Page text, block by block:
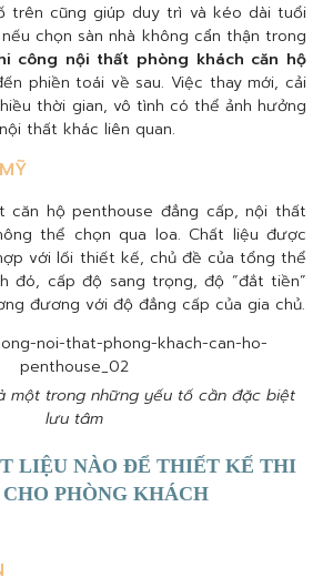
trên cũng giúp duy trì và kéo dài tuổi
chọn sàn nhà không cẩn thận trong
công nội thất phòng khách căn hộ
phiền toái về sau. Việc thay mới, cải
thời gian, vô tình có thể ảnh hưởng
thất khác liên quan.
căn hộ penthouse đẳng cấp, nội thất
thể chọn qua loa. Chất liệu được
với lối thiết kế, chủ đề của tổng thể
đó, cấp độ sang trọng, độ “đắt tiền”
đương với độ đẳng cấp của gia chủ.
một trong những yếu tố cần đặc biệt
lưu tâm
LIỆU NÀO ĐỂ THIẾT KẾ THI
PHÒNG KHÁCH